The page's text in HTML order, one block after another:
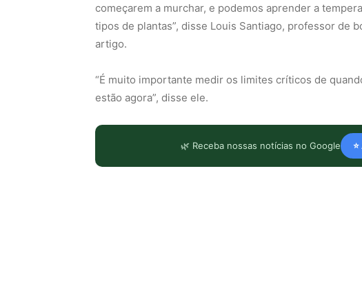
começarem a murchar, e podemos aprender a
tipos de plantas”, disse Louis Santiago, professor de
artigo.
“É muito importante medir os limites críticos de
estão agora”, disse ele.
🌿 Receba nossas notícias no Google